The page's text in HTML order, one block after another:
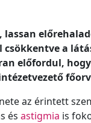
a
előfordul,
az érintett
és astigmia is